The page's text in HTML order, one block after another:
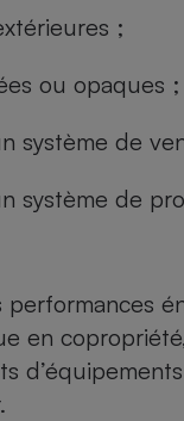
;
ou opaques ;
système de
système de
performances
en
Plaque de cuisson à
Téléviseur
Téléphone mobile -
Smartphone
Radiateur électrique
Antimoustique